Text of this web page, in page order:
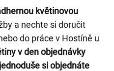
květinovou
a nechte si doručit
do práce v Hostíně u
v den objednávky
jednoduše si objednáte